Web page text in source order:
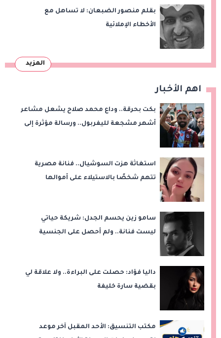
بقلم منصور الضبعان: لا تساهل مع
الأخطاء الإملائية
المزيد
اهم الأخبار
بكت بحرقة.. وداع محمد صلاح يشعل مشاعر
أشهر مشجعة لليفربول.. ورسالة مؤثرة إلى
استغاثة هزت السوشيال.. فنانة مصرية
تتهم شخصًا بالاستيلاء على أموالها
سامو زين يحسم الجدل: شريكة حياتي
ليست فنانة.. ولم أحصل على الجنسية
داليا فؤاد: حصلت على البراءة.. ولا علاقة لي
بقضية سارة خليفة
مكتب التنسيق: الأحد المقبل آخر موعد